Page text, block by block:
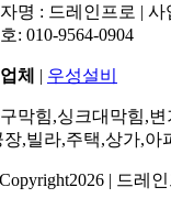
명 : 드레인프로 | 사
: 010-9564-0904
체 | 우성설비
막힘,싱크대막힘,
장,빌라,주택,상가,아
| 드레인